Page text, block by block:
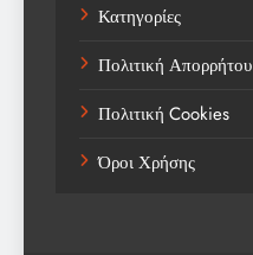
Αγορά
Αγορά Εργασίας
Αγροτικά Νέα
Αεροπορία
Κατηγορίες
Πολιτική Απορρήτου
Πολιτική Cookies
Όροι Χρήσης